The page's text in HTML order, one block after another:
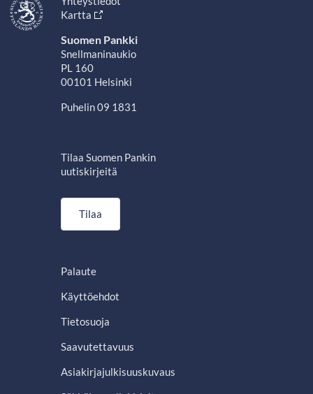
Kartta
Suomen Pankki
Snellmaninaukio
PL 160
00101 Helsinki
Puhelin 09 1831
Tilaa Suomen Pankin
uutiskirjeitä
Tilaa
Palaute
Käyttöehdot
Tietosuoja
Saavutettavuus
Asiakirjajulkisuuskuvaus